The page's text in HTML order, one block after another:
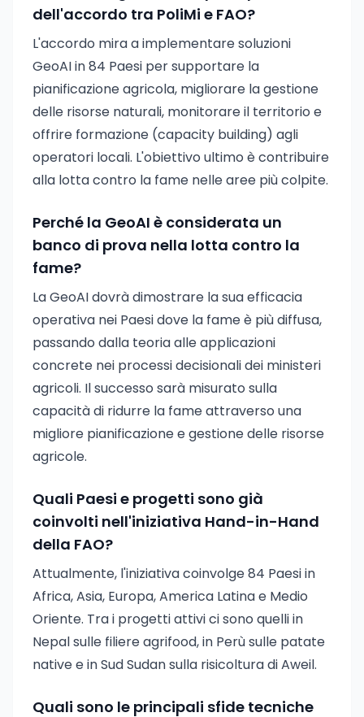
dell'accordo tra PoliMi e FAO?
L'accordo mira a implementare soluzioni
GeoAI in 84 Paesi per supportare la
pianificazione agricola, migliorare la gestione
delle risorse naturali, monitorare il territorio e
offrire formazione (capacity building) agli
operatori locali. L'obiettivo ultimo è contribuire
alla lotta contro la fame nelle aree più colpite.
Perché la GeoAI è considerata un
banco di prova nella lotta contro la
fame?
La GeoAI dovrà dimostrare la sua efficacia
operativa nei Paesi dove la fame è più diffusa,
passando dalla teoria alle applicazioni
concrete nei processi decisionali dei ministeri
agricoli. Il successo sarà misurato sulla
capacità di ridurre la fame attraverso una
migliore pianificazione e gestione delle risorse
agricole.
Quali Paesi e progetti sono già
coinvolti nell'iniziativa Hand-in-Hand
della FAO?
Attualmente, l'iniziativa coinvolge 84 Paesi in
Africa, Asia, Europa, America Latina e Medio
Oriente. Tra i progetti attivi ci sono quelli in
Nepal sulle filiere agrifood, in Perù sulle patate
native e in Sud Sudan sulla risicoltura di Aweil.
Quali sono le principali sfide tecniche